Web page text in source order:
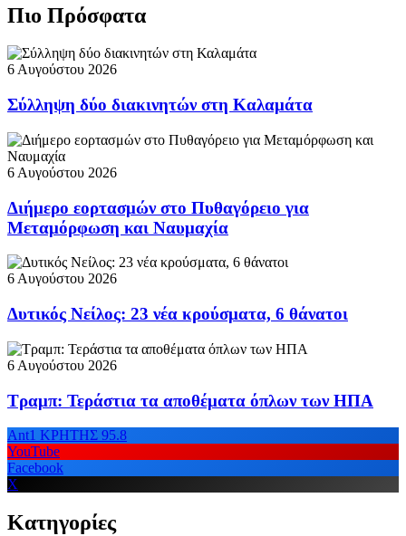
Πιο Πρόσφατα
6 Αυγούστου 2026
Σύλληψη δύο διακινητών στη Καλαμάτα
6 Αυγούστου 2026
Διήμερο εορτασμών στο Πυθαγόρειο για
Μεταμόρφωση και Ναυμαχία
6 Αυγούστου 2026
Δυτικός Νείλος: 23 νέα κρούσματα, 6 θάνατοι
6 Αυγούστου 2026
Τραμπ: Τεράστια τα αποθέματα όπλων των ΗΠΑ
Ant1 ΚΡΗΤΗΣ 95.8
YouTube
Facebook
X
Κατηγορίες